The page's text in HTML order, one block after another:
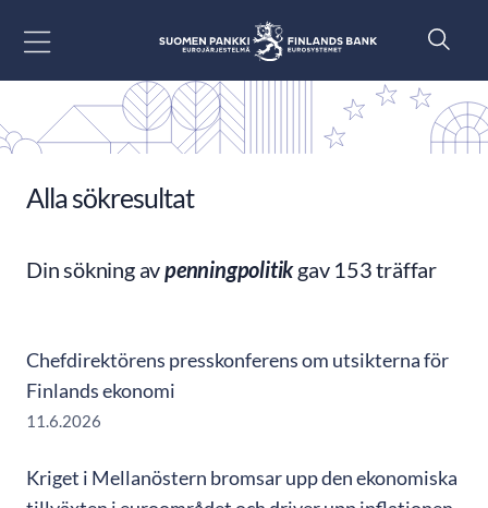
Alla sökresultat
Din sökning avpenningpolitikgav 153 träffar
Chefdirektörens presskonferens om utsikterna för
Finlands ekonomi
11.6.2026
Kriget i Mellanöstern bromsar upp den ekonomiska